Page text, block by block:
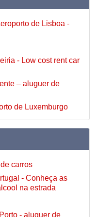
de Lisboa -
- Low cost rent car
– aluguer de
de Luxemburgo
carros
- Conheça as
na estrada
- aluguer de